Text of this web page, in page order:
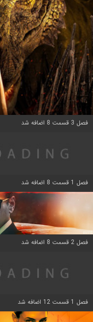
فصل 3 قسمت 8 اضافه شد
فصل 1 قسمت 8 اضافه شد
فصل 2 قسمت 8 اضافه شد
فصل 1 قسمت 12 اضافه شد